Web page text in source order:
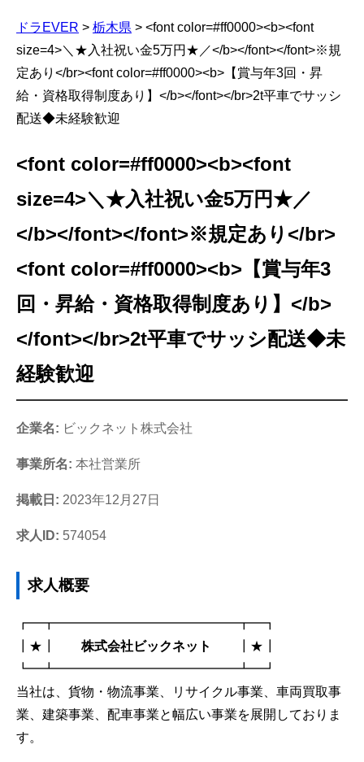
ドラEVER > 栃木県 > <font color=#ff0000><b><font
size=4>＼★入社祝い金5万円★／</b></font></font>※規
定あり</br><font color=#ff0000><b>【賞与年3回・昇
給・資格取得制度あり】</b></font></br>2t平車でサッシ
配送◆未経験歓迎
<font color=#ff0000><b><font
size=4>＼★入社祝い金5万円★／
</b></font></font>※規定あり</br>
<font color=#ff0000><b>【賞与年3
回・昇給・資格取得制度あり】</b>
</font></br>2t平車でサッシ配送◆未
経験歓迎
企業名: ビックネット株式会社
事業所名: 本社営業所
掲載日: 2023年12月27日
求人ID: 574054
求人概要
┏━┳━━━━━━━━━━━━━━┳━┓
┃★┃ 株式会社ビックネット
┃★┃
┗━┻━━━━━━━━━━━━━━┻━┛
当社は、貨物・物流事業、リサイクル事業、車両買取事
業、建築事業、配車事業と幅広い事業を展開しておりま
す。